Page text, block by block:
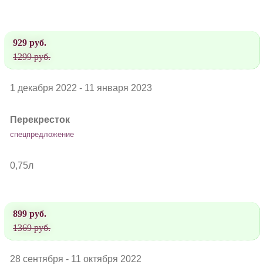
929 руб.
1299 руб.
1 декабря 2022 - 11 января 2023
Перекресток
спецпредложение
0,75л
899 руб.
1369 руб.
28 сентября - 11 октября 2022